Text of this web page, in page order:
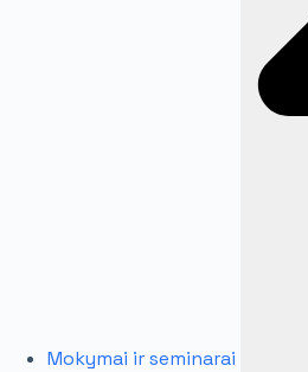
Mokymai ir seminarai